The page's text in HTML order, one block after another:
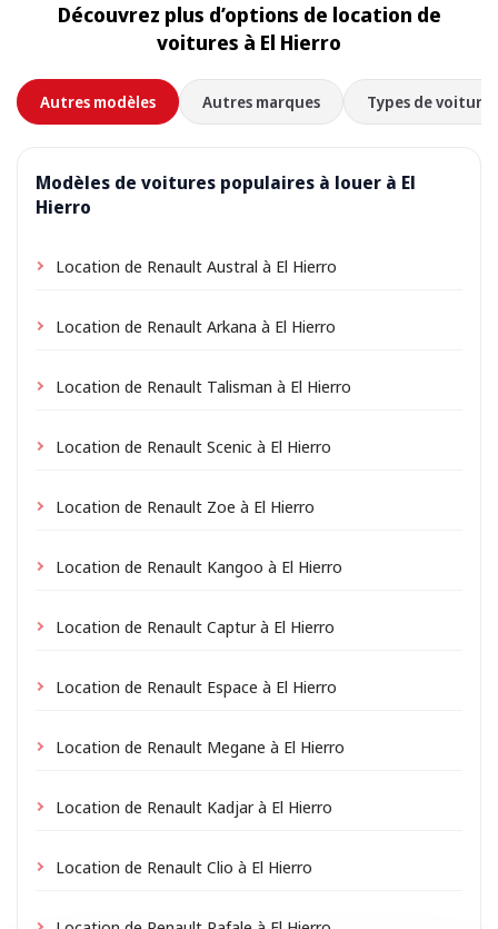
Découvrez plus d’options de location de
voitures à El Hierro
Autres modèles Autres marques Types de voitures
Modèles de voitures populaires à louer à El
Hierro
Location de Renault Austral à El Hierro
Location de Renault Arkana à El Hierro
Location de Renault Talisman à El Hierro
Location de Renault Scenic à El Hierro
Location de Renault Zoe à El Hierro
Location de Renault Kangoo à El Hierro
Location de Renault Captur à El Hierro
Location de Renault Espace à El Hierro
Location de Renault Megane à El Hierro
Location de Renault Kadjar à El Hierro
Location de Renault Clio à El Hierro